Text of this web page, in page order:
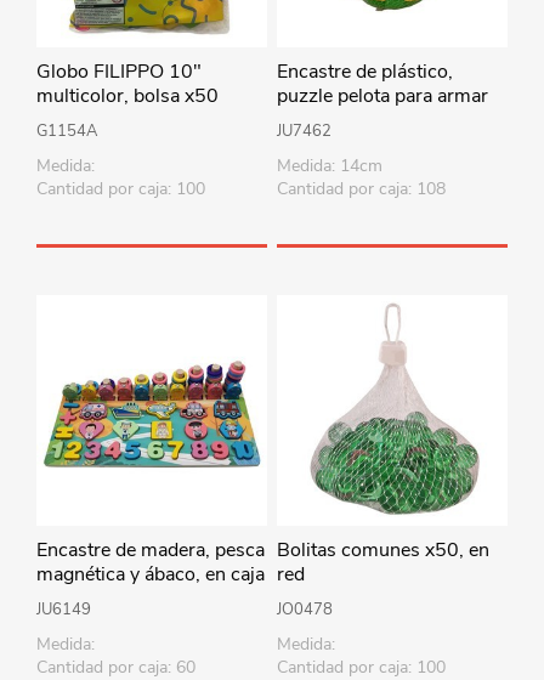
Globo FILIPPO 10"
multicolor, bolsa x50
G1154A
Medida:
Cantidad por caja: 100
Encastre de plástico,
puzzle pelota para armar
con cascabel, en red
JU7462
Medida: 14cm
Cantidad por caja: 108
Encastre de madera, pesca
magnética y ábaco, en caja
JU6149
Medida:
Cantidad por caja: 60
Bolitas comunes x50, en
red
JO0478
Medida:
Cantidad por caja: 100